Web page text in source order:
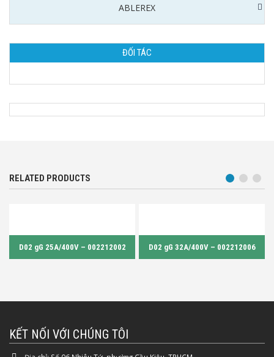
ABLEREX
ĐỐI TÁC
RELATED PRODUCTS
D02 gG 25A/400V – 002212002 D02 gG 32A/400V – 002212006
KẾT NỐI VỚI CHÚNG TÔI